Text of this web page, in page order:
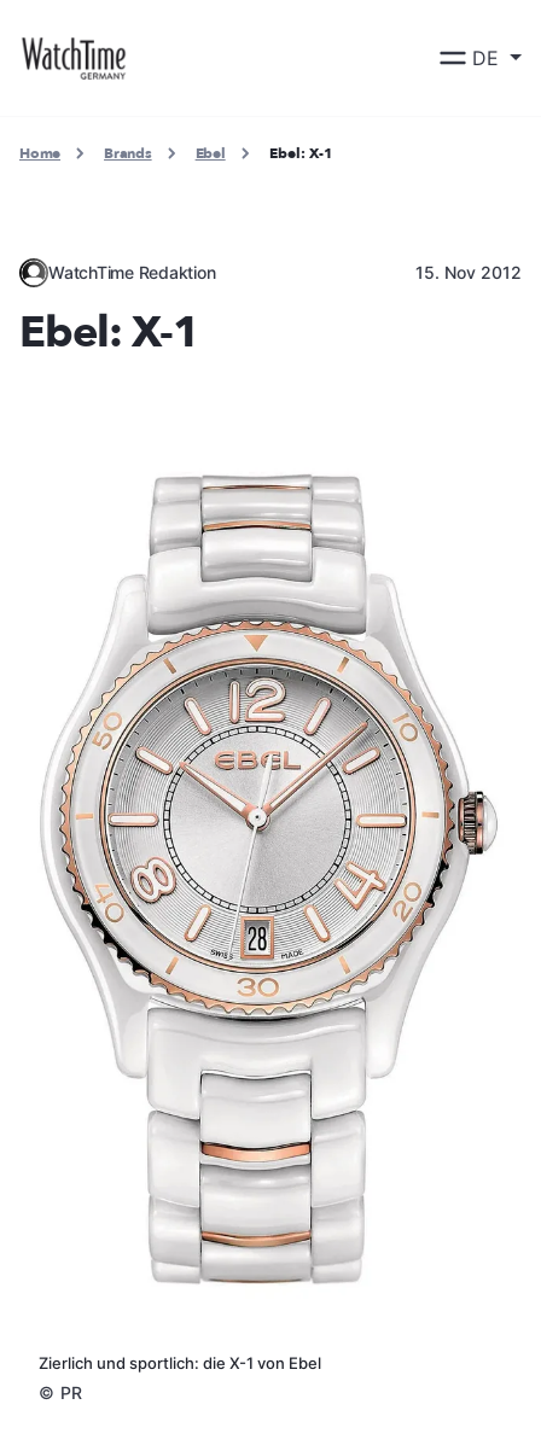
DE
Home Brands Ebel Ebel: X-1
WatchTime Redaktion 15. Nov 2012
Ebel: X-1
Zierlich und sportlich: die X-1 von Ebel
© PR